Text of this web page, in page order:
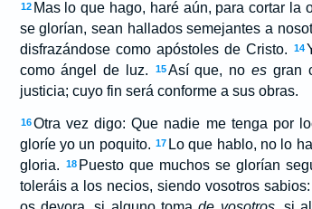
12 Mas lo que hago, haré aún, para cortar
se glorían, sean hallados semejantes a
disfrazándose como apóstoles de Cristo.
14
como ángel de luz.
15Así que, no esgran
justicia; cuyo fin será conforme a sus obras.
16 Otra vez digo: Que nadie me tenga por
gloríe yo un poquito. 17 Lo que hablo, no lo
gloria.
18 Puesto que muchos se glorían
toleráis a los necios, siendo vosotros sabios: